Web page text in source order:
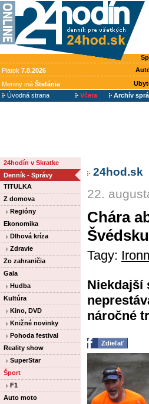
Piatok 7.8.2026
Meniny má Štefánia
Úvodná strana
Včera Archív
24hodín v Skratke
Denník - Správy
TITULKA
Z domova
Regióny
Ekonomika
Dlhová kríza
Zdravie
Zo zahraničia
Gala
Hudba
Kultúra
Kino, DVD
Knižné novinky
Pohoda festival
Reality show
SuperStar
Šport
F1
Auto moto
24hod.sk
22.
Chára
Tagy:
Niekdajší
náročné
Zdieľať